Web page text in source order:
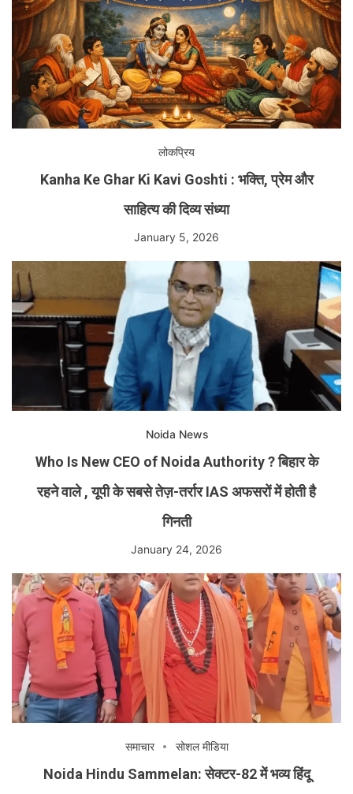
लोकप्रिय
Kanha Ke Ghar Ki Kavi Goshti : भक्ति, प्रेम और
साहित्य की दिव्य संध्या
January 5, 2026
Noida News
Who Is New CEO of Noida Authority ? बिहार के
रहने वाले , यूपी के सबसे तेज़-तर्रार IAS अफसरों में होती है
गिनती
January 24, 2026
समाचार सोशल मीडिया
Noida Hindu Sammelan: सेक्टर-82 में भव्य हिंदू